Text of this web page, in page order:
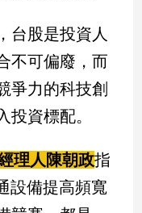
台股是投資人
不可偏廢，而
爭力的科技創
投資標配。
理人陳朝政指
設備提高頻寬